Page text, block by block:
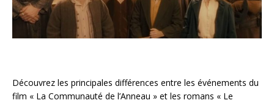
Découvrez les principales différences entre les événements du
film « La Communauté de l’Anneau » et les romans « Le